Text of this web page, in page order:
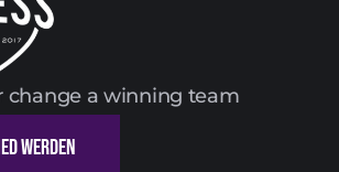
change a winning team
Werden